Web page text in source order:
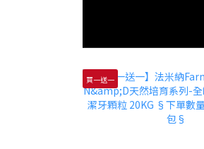
買一送一